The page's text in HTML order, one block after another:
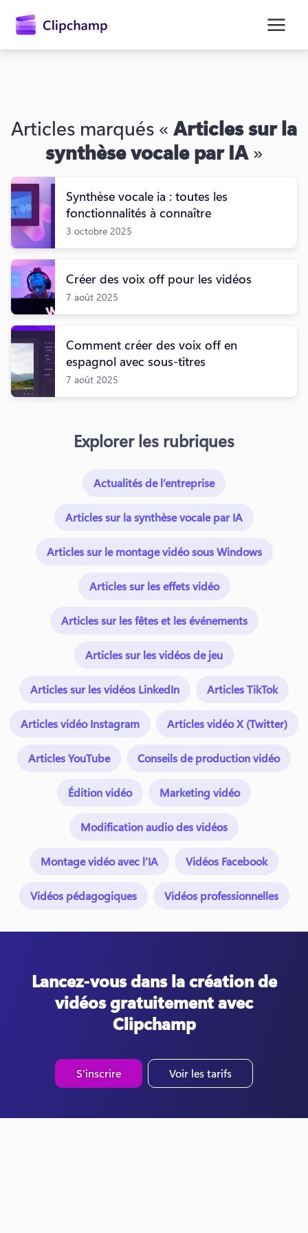
principal
Essayez gratuitement
Articles marqués « Articles sur la
synthèse vocale par IA»
Synthèse vocale ia : toutes les
fonctionnalités à connaître
3 octobre 2025
Créer des voix off pour les vidéos
7 août 2025
Comment créer des voix off en
espagnol avec sous-titres
7 août 2025
Explorer les rubriques
Actualités de l’entreprise
Articles sur la synthèse vocale par IA
Articles sur le montage vidéo sous Windows
Articles sur les effets vidéo
Articles sur les fêtes et les événements
Articles sur les vidéos de jeu
Articles sur les vidéos LinkedIn Articles TikTok
Articles vidéo Instagram Articles vidéo X (Twitter)
Articles YouTube Conseils de production vidéo
Édition vidéo Marketing vidéo
Modification audio des vidéos
Montage vidéo avec l’IA Vidéos Facebook
Vidéos pédagogiques Vidéos professionnelles
Lancez-vous dans la création de
vidéos gratuitement avec
Clipchamp
S'inscrire Voir les tarifs